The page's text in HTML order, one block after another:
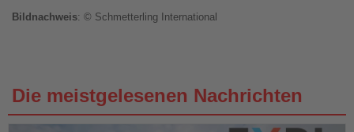
Bildnachweis: © Schmetterling International
Die meistgelesenen Nachrichten